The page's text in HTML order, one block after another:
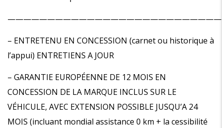
– ENTRETENU EN CONCESSION (carnet ou historique à
l’appui) ENTRETIENS A JOUR
– GARANTIE EUROPÉENNE DE 12 MOIS EN
CONCESSION DE LA MARQUE INCLUS SUR LE
VÉHICULE, AVEC EXTENSION POSSIBLE JUSQU’A 24
MOIS (incluant mondial assistance 0 km + la cessibilité